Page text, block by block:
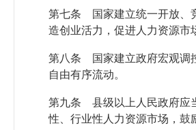
第七条 国家建立统一开放、
造创业活力，促进人力资源市
第八条 国家建立政府宏观调
自由有序流动。
第九条 县级以上人民政府应
性、行业性人力资源市场，鼓